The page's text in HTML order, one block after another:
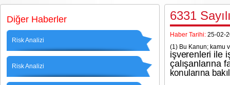
Diğer Haberler
Risk Analizi
Risk Analizi
6331
Haber Tarihi: 25-02-
(1) Bu Kanun; kamu
işverenleri ile
çalışanlarına
konularına